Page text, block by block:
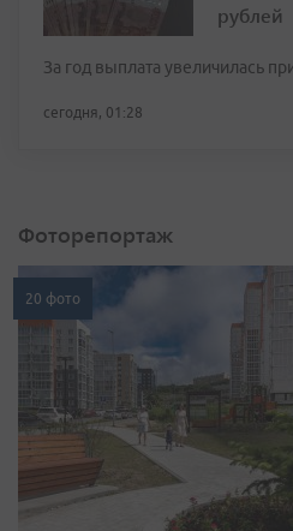
рублей
За год выплата увеличилась
сегодня, 01:28
Фоторепортаж
20 фото